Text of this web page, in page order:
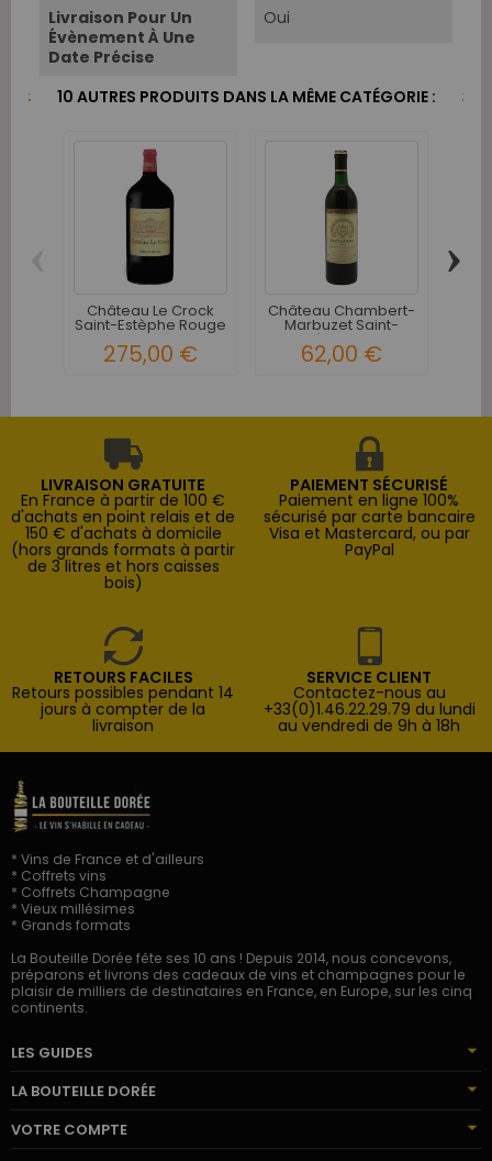
Livraison Pour Un
Évènement À Une
Date Précise
Oui
10 AUTRES PRODUITS DANS LA MÊME CATÉGORIE :
Château Le Crock
Saint-Estèphe Rouge
2018...
275,00 €
Château Chambert-
Marbuzet Saint-
Estèphe 1998
62,00 €
›
LIVRAISON GRATUITE
En France à partir de 100 €
d'achats en point relais et de
150 € d'achats à domicile
(hors grands formats à partir
de 3 litres et hors caisses
bois)
PAIEMENT SÉCURISÉ
Paiement en ligne 100%
sécurisé par carte bancaire
Visa et Mastercard, ou par
PayPal
RETOURS FACILES
Retours possibles pendant 14
jours à compter de la
livraison
SERVICE CLIENT
Contactez-nous au
+33(0)1.46.22.29.79 du lundi
au vendredi de 9h à 18h
* Vins de France et d'ailleurs
* Coffrets vins
* Coffrets Champagne
* Vieux millésimes
* Grands formats
La Bouteille Dorée fête ses 10 ans ! Depuis 2014, nous concevons,
préparons et livrons des cadeaux de vins et champagnes pour le
plaisir de milliers de destinataires en France, en Europe, sur les cinq
continents.
LES GUIDES
LA BOUTEILLE DORÉE
VOTRE COMPTE